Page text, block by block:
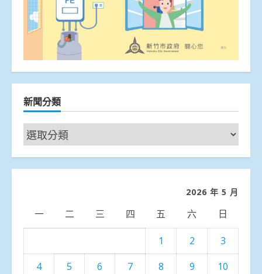
新聞分類
新
聞
分
2026 年 5 月
一 二 三 四 五 六 日
1 2
3
4
5 6 7 8 9
10